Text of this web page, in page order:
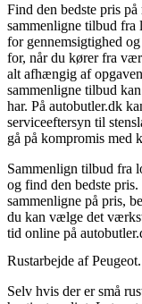
Find den bedste pris
sammenligne tilbud fra
for gennemsigtighed
for, når du kører fra
alt afhængig af
sammenligne tilbud
har. På autobutler.dk
serviceeftersyn til
gå på kompromis med
Sammenlign tilbud fra
og find den bedste
sammenligne på pris,
du kan vælge det
tid online på
Rustarbejde af Peugeot.
Selv hvis der er små